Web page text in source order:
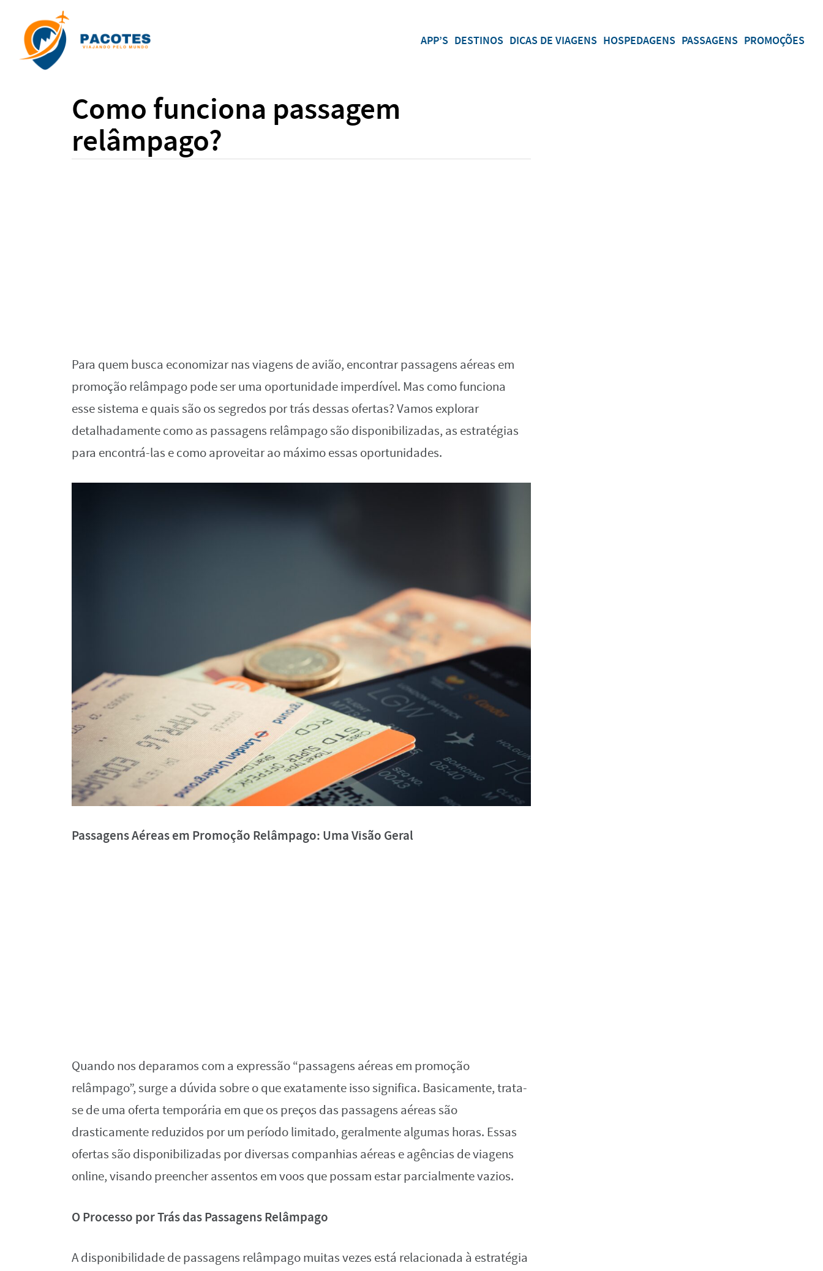
APP’S DESTINOS DICAS DE VIAGENS HOSPEDAGENS PASSAGENS PROMOÇÕES
Como funciona passagem
relâmpago?
Para quem busca economizar nas viagens de avião, encontrar passagens aéreas em
promoção relâmpago pode ser uma oportunidade imperdível. Mas como funciona
esse sistema e quais são os segredos por trás dessas ofertas? Vamos explorar
detalhadamente como as passagens relâmpago são disponibilizadas, as estratégias
para encontrá-las e como aproveitar ao máximo essas oportunidades.
Passagens Aéreas em Promoção Relâmpago: Uma Visão Geral
Quando nos deparamos com a expressão “passagens aéreas em promoção
relâmpago”, surge a dúvida sobre o que exatamente isso significa. Basicamente, trata-
se de uma oferta temporária em que os preços das passagens aéreas são
drasticamente reduzidos por um período limitado, geralmente algumas horas. Essas
ofertas são disponibilizadas por diversas companhias aéreas e agências de viagens
online, visando preencher assentos em voos que possam estar parcialmente vazios.
O Processo por Trás das Passagens Relâmpago
A disponibilidade de passagens relâmpago muitas vezes está relacionada à estratégia